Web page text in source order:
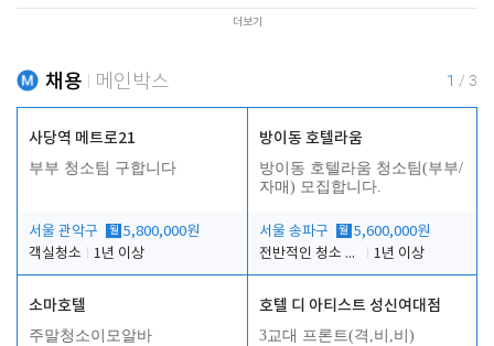
더보기
채용 메인박스 1 / 3
사당역 메트로21
부부 청소팀 구합니다
서울 관악구 월 5,800,000원
객실청소
1년 이상
방이동 호텔라움
방이동 호텔라움 청소팀(부부/
자매) 모집합니다.
서울 송파구 월 5,600,000원
전반적인 청소 업무(객실청소.객실정리)
1년 이상
소마호텔
주말청소이모알바
호텔 디 아티스트 성신여대점
3교대 프론트(격,비,비)